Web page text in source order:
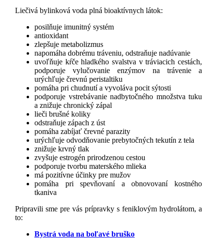
Liečivá bylinková voda plná bioaktívnych látok:
posilňuje imunitný systém
antioxidant
zlepšuje metabolizmus
napomáha dobrému tráveniu, odstraňuje nadúvanie
uvoľňuje kŕče hladkého svalstva v tráviacich cestách,
podporuje vylučovanie enzýmov na trávenie a
urýchľuje črevnú peristaltiku
pomáha pri chudnutí a vyvoláva pocit sýtosti
podporuje vstrebávanie nadbytočného množstva tuku
a znižuje chronický zápal
lieči brušné koliky
odstraňuje zápach z úst
pomáha zabíjať črevné parazity
urýchľuje odvodňovanie prebytočných tekutín z tela
znižuje krvný tlak
zvyšuje estrogén prirodzenou cestou
podporuje tvorbu materského mlieka
má pozitívne účinky pre mužov
pomáha pri spevňovaní a obnovovaní kostného
tkaniva
Pripravili sme pre vás prípravky s feniklovým hydrolátom, a
to:
Bystrá voda na boľavé bruško